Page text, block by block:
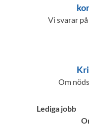
Vi svarar
Om
Lediga jobb